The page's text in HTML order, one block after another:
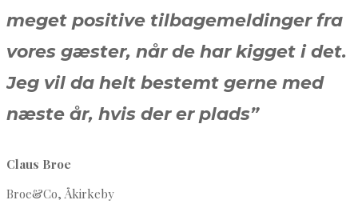
meget positive tilbagemeldinger fra
vores gæster, når de har kigget i det.
Jeg vil da helt bestemt gerne med
næste år, hvis der er plads”
Claus Broe
Broe&Co, Åkirkeby